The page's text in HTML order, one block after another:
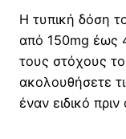
Η τυπική δόση
από 150mg έως
τους στόχους
ακολουθήσετε
έναν ειδικό